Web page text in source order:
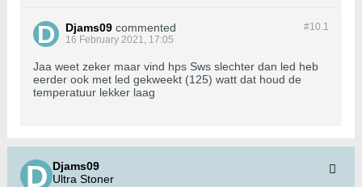
#10.1
Djams09 commented
16 February 2021, 17:05
Jaa weet zeker maar vind hps Sws slechter dan led heb
eerder ook met led gekweekt (125) watt dat houd de
temperatuur lekker laag
Djams09
Ultra Stoner